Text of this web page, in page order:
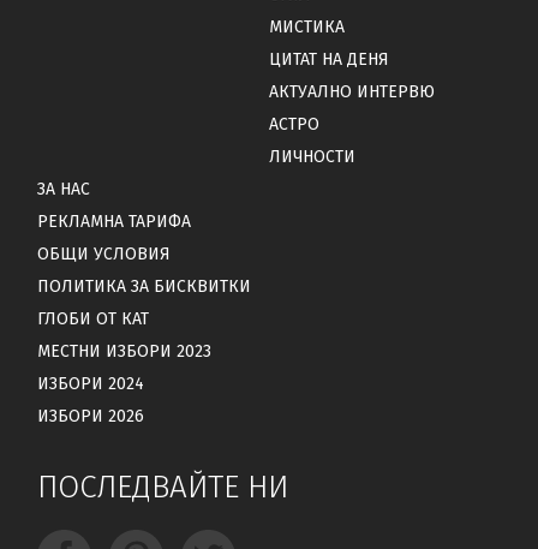
МИСТИКА
ЦИТАТ НА ДЕНЯ
АКТУАЛНО ИНТЕРВЮ
АСТРО
ЛИЧНОСТИ
ЗА НАС
РЕКЛАМНА ТАРИФА
ОБЩИ УСЛОВИЯ
ПОЛИТИКА ЗА БИСКВИТКИ
ГЛОБИ ОТ КАТ
МЕСТНИ ИЗБОРИ 2023
ИЗБОРИ 2024
ИЗБОРИ 2026
ПОСЛЕДВАЙТЕ НИ